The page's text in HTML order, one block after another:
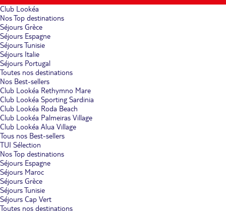
Club Lookéa
Nos Top destinations
Séjours Grèce
Séjours Espagne
Séjours Tunisie
Séjours Italie
Séjours Portugal
Toutes nos destinations
Nos Best-sellers
Club Lookéa Rethymno Mare
Club Lookéa Sporting Sardinia
Club Lookéa Roda Beach
Club Lookéa Palmeiras Village
Club Lookéa Alua Village
Tous nos Best-sellers
TUI Sélection
Nos Top destinations
Séjours Espagne
Séjours Maroc
Séjours Grèce
Séjours Tunisie
Séjours Cap Vert
Toutes nos destinations